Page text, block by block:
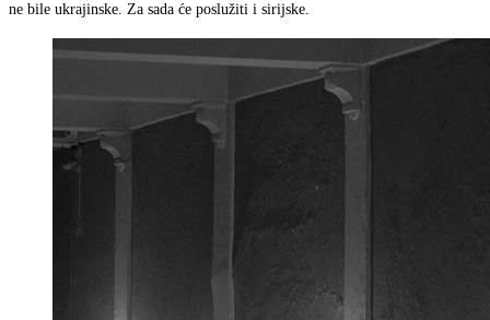
ne bile ukrajinske. Za sada će poslužiti i sirijske.